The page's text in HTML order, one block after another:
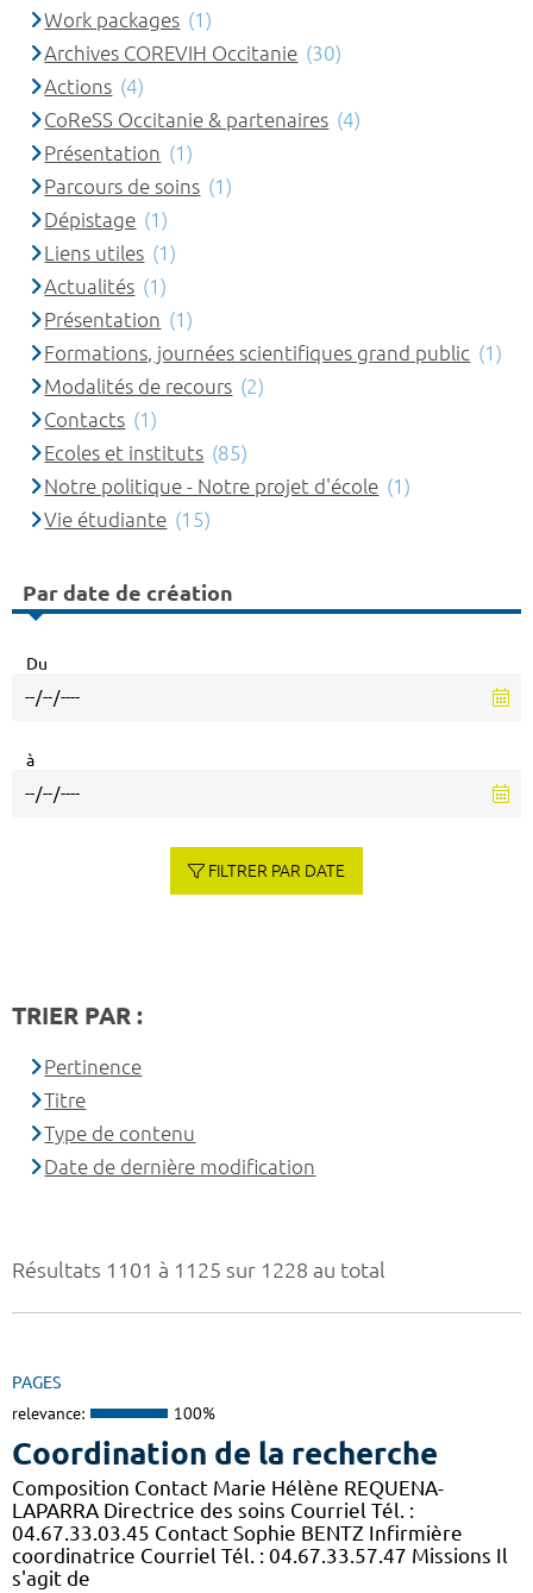
Résultats 1101 à 1125 sur 1228 au total
PAGES
relevance: 100%
Coordination de la recherche
Composition Contact Marie Hélène REQUENA-
LAPARRA Directrice des soins Courriel Tél. :
04.67.33.03.45 Contact Sophie BENTZ Infirmière
coordinatrice Courriel Tél. : 04.67.33.57.47 Missions Il
s'agit de
Work packages (1)
Archives COREVIH Occitanie (30)
Actions (4)
CoReSS Occitanie & partenaires (4)
Présentation (1)
Parcours de soins (1)
Dépistage (1)
Liens utiles (1)
Actualités (1)
Présentation (1)
Formations, journées scientifiques grand public (1)
Modalités de recours (2)
Contacts (1)
Ecoles et instituts (85)
Notre politique - Notre projet d'école (1)
Vie étudiante (15)
Par date de création
Du
à
FILTRER PAR DATE
TRIER PAR :
Pertinence
Titre
Type de contenu
Date de dernière modification